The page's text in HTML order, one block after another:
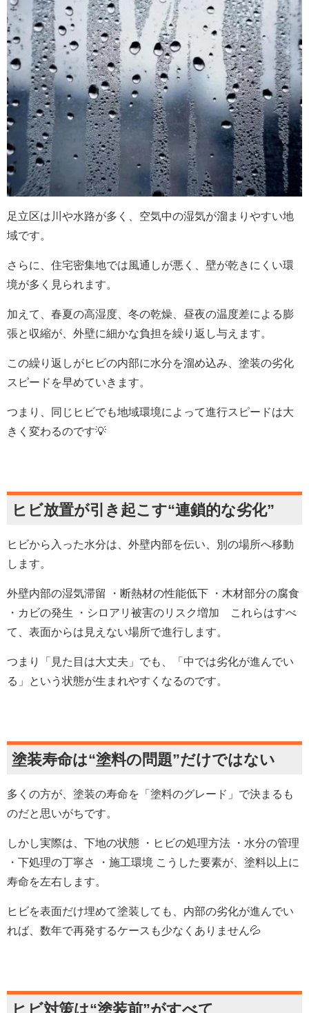
足立区は川や水路が多く、空気中の湿気が溜まりやすい地
域です。
さらに、住宅密集地では風通しが悪く、壁が乾きにくい環
境が多く見られます。
加えて、春夏の高湿度、冬の乾燥、昼夜の温度差による膨
張と収縮が、外壁に細かな負担を繰り返し与えます。
この繰り返しがヒビの内部に水分を溜め込み、塗装の劣化
スピードを早めていきます。
つまり、同じヒビでも地域環境によって進行スピードは大
きく変わるのです💡
ヒビ放置が引き起こす“連鎖的な劣化”
ヒビから入った水分は、外壁内部を伝い、別の場所へ移動
します。
外壁内部の湿気滞留 ・断熱材の性能低下 ・木材部分の腐食
・カビの発生 ・シロアリ被害のリスク増加 これらはすべ
て、表面からは見えない場所で進行します。
つまり「見た目は大丈夫」でも、「中では劣化が進んでい
る」という状態が生まれやすくなるのです。
塗装寿命は“塗料の問題”だけではない
多くの方が、塗装の寿命を「塗料のグレード」で決まるも
のだと思いがちです。
しかし実際は、下地の状態 ・ヒビの処理方法 ・水分の管理
・下処理の丁寧さ ・施工環境 こうした要素が、塗料以上に
寿命を左右します。
ヒビを表面だけ埋めて塗装しても、内部の劣化が進んでい
れば、数年で再発するケースも少なくありません💦
ヒビ対策は“塗装前”がすべて